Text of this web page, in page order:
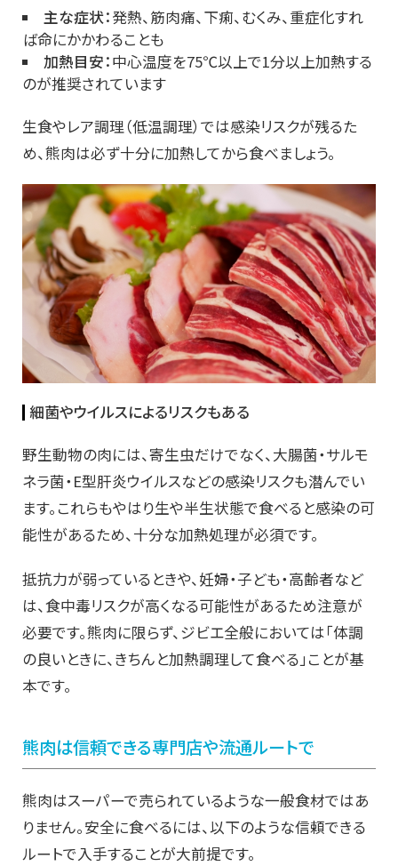
主な症状：発熱、筋肉痛、下痢、むくみ、重症化すれ
ば命にかかわることも
加熱目安：中心温度を75℃以上で1分以上加熱する
のが推奨されています
生食やレア調理（低温調理）では感染リスクが残るた
め、熊肉は必ず十分に加熱してから食べましょう。
細菌やウイルスによるリスクもある
野生動物の肉には、寄生虫だけでなく、大腸菌・サルモ
ネラ菌・E型肝炎ウイルスなどの感染リスクも潜んでい
ます。これらもやはり生や半生状態で食べると感染の可
能性があるため、十分な加熱処理が必須です。
抵抗力が弱っているときや、妊婦・子ども・高齢者など
は、食中毒リスクが高くなる可能性があるため注意が
必要です。熊肉に限らず、ジビエ全般においては「体調
の良いときに、きちんと加熱調理して食べる」ことが基
本です。
熊肉は信頼できる専門店や流通ルートで
熊肉はスーパーで売られているような一般食材ではあ
りません。安全に食べるには、以下のような信頼できる
ルートで入手することが大前提です。